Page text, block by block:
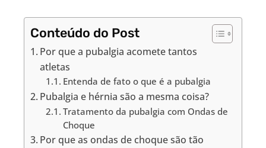
Conteúdo do Post
Por que a pubalgia acomete tantos
atletas
Entenda de fato o que é a pubalgia
Pubalgia e hérnia são a mesma coisa?
Tratamento da pubalgia com Ondas de
Choque
Por que as ondas de choque são tão